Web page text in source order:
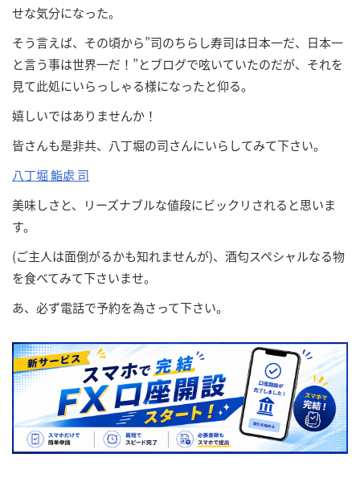
せな気分になった。
そう言えば、その頃から”司のちらし寿司は日本一だ、日本一
と言う事は世界一だ！”とブログで呟いていたのだが、それを
見て此処にいらっしゃる様になったと仰る。
嬉しいではありませんか！
皆さんも是非共、八丁堀の司さんにいらしてみて下さい。
八丁堀 鮨處 司
美味しさと、リーズナブルな値段にビックリされると思いま
す。
(ご主人は面倒がるかも知れませんが)、酒匂スペシャルなる物
を食べてみて下さいませ。
あ、必ず電話で予約を為さって下さい。